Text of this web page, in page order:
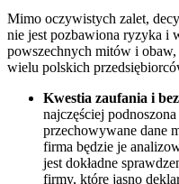
Mimo oczywistych zalet,
nie jest pozbawiona ryzyka i
powszechnych mitów i
wielu polskich
Kwestia zaufania i
najczęściej
przechowywane dane
firma będzie je
jest dokładne
firmy, które jasno